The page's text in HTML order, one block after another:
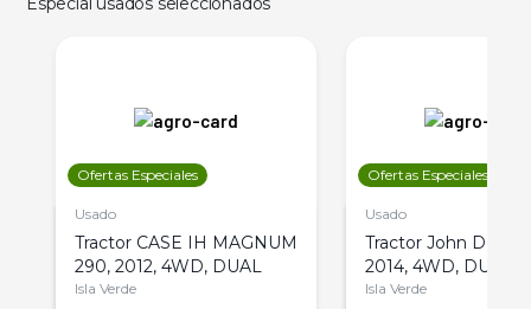
Ofertas Especiales
Usado
Tractor CASE IH MAGNUM
290, 2012, 4WD, DUAL
Isla Verde
Ofertas Especiales
Usado
Tractor John Deere
2014, 4WD, DUAL
Isla Verde